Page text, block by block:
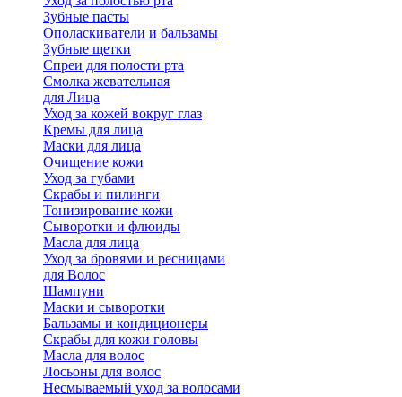
Зубные пасты
Ополаскиватели и бальзамы
Зубные щетки
Спреи для полости рта
Смолка жевательная
для Лица
Уход за кожей вокруг глаз
Кремы для лица
Маски для лица
Очищение кожи
Уход за губами
Скрабы и пилинги
Тонизирование кожи
Сыворотки и флюиды
Масла для лица
Уход за бровями и ресницами
для Волос
Шампуни
Маски и сыворотки
Бальзамы и кондиционеры
Скрабы для кожи головы
Масла для волос
Лосьоны для волос
Несмываемый уход за волосами